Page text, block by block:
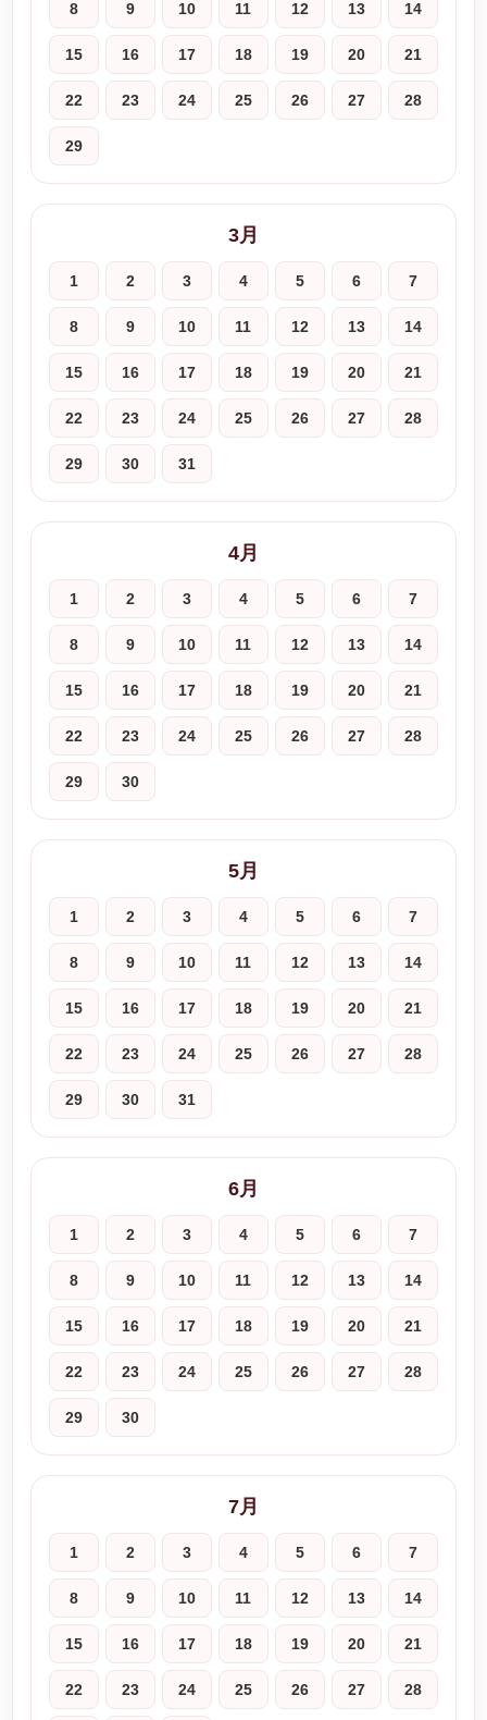
8 9 10 11 12 13 14
15 16 17 18 19 20 21
22 23 24 25 26 27 28
29
3月
1 2 3 4 5 6 7
8 9 10 11 12 13 14
15 16 17 18 19 20 21
22 23 24 25 26 27 28
29 30 31
4月
1 2 3 4 5 6 7
8 9 10 11 12 13 14
15 16 17 18 19 20 21
22 23 24 25 26 27 28
29 30
5月
1 2 3 4 5 6 7
8 9 10 11 12 13 14
15 16 17 18 19 20 21
22 23 24 25 26 27 28
29 30 31
6月
1 2 3 4 5 6 7
8 9 10 11 12 13 14
15 16 17 18 19 20 21
22 23 24 25 26 27 28
29 30
7月
1 2 3 4 5 6 7
8 9 10 11 12 13 14
15 16 17 18 19 20 21
22 23 24 25 26 27 28